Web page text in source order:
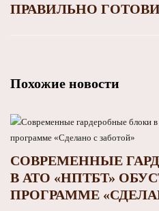
ПРАВИЛЬНО
Похожие новости
СОВРЕМЕННЫЕ
В АТО «НПТБТ»
ПРОГРАММЕ